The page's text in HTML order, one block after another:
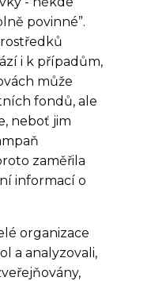
povinné”.
i k případům,
může
fondů, ale
neboť jim
zaměřila
informací o
organizace
a analyzovali,